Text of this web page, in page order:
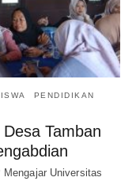
PENDIDIKAN
Tamban
Universitas